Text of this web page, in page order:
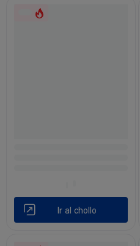
Ir al chollo